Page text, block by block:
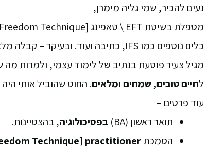
נעים להכיר, שמי גליה מימרן,
כלים נוספים כמו IFS, כתיבה ועוד. ובעיקר – קבלה מלאה. הידיעה שלכל חלק שלנו יש מקום ויש כוונה. טובה.
מגיל צעיר פוסעת בנתיב של לימוד עצמי, ולמרות מה
לחיים טובים, שמחים ומלאים. החוט שהוביל אותי
עוד פרטים –
תואר ראשון (BA)
בפסיכולוגיה, בהצטיינות.
הסמכתTechnique] practitioner